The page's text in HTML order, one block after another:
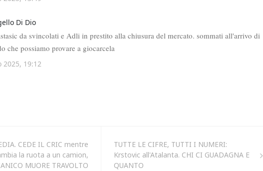
CEDE IL CRIC mentre
la ruota a un camion,
MUORE TRAVOLTO
TUTTE LE CIFRE, TUTTI I NUMERI:
Krstovic all'Atalanta. CHI CI GUADAGNA E
QUANTO